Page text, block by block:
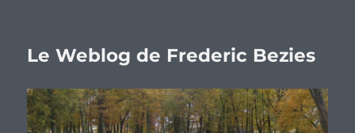
Le Weblog de Frederic Bezies